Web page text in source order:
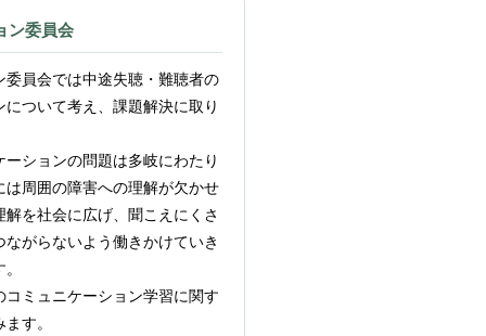
ン委員会
委員会では中途失聴・難聴者の
について考え、課題解決に取り
ションの問題は多岐にわたり
は周囲の障害への理解が欠かせ
解を社会に広げ、聞こえにくさ
がらないよう働きかけていき
コミュニケーション学習に関す
す。